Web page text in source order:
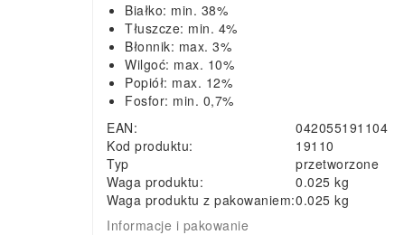
Białko: min. 38%
Tłuszcze: min. 4%
Błonnik: max. 3%
Wilgoć: max. 10%
Popiół: max. 12%
Fosfor: min. 0,7%
Informacje i pakowanie
EAN:
042055191104
Kod produktu:
19110
Typ
przetworzone
Waga produktu:
0.025 kg
Waga produktu z pakowaniem:0.025 kg